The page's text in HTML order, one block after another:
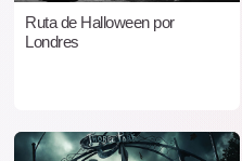
Ruta de Halloween por
Londres